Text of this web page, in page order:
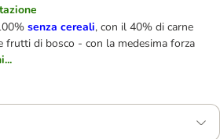
senza cereali, con il 40% di carne
frutti di bosco - con la medesima forza